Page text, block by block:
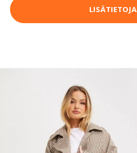
LISÄTIETOJA